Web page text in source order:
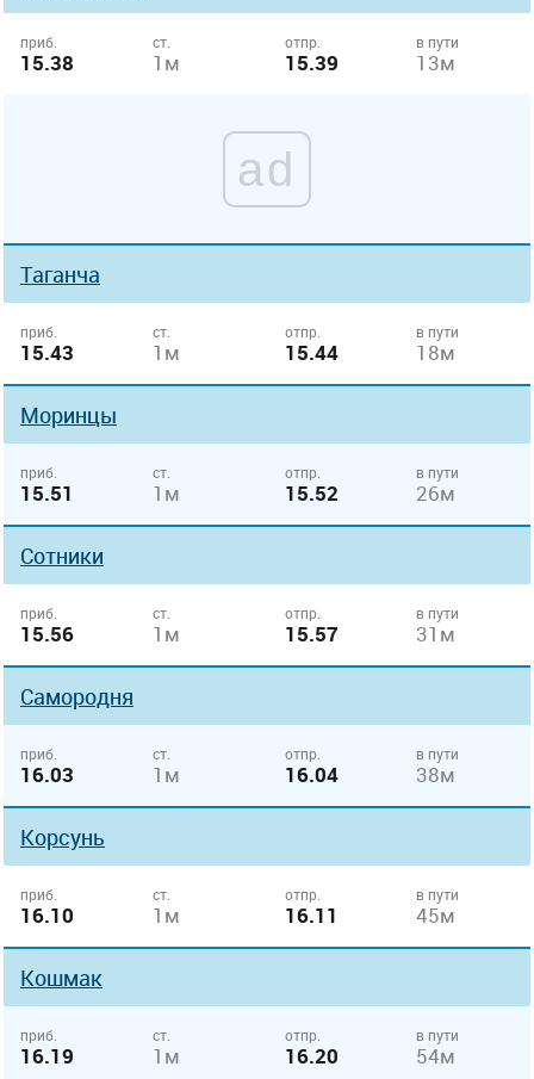
приб.
15.38
ст.
1м
отпр.
15.39
в пути
13м
ad
Таганча
приб.
15.43
ст.
1м
отпр.
15.44
в пути
18м
Моринцы
приб.
15.51
ст.
1м
отпр.
15.52
в пути
26м
Сотники
приб.
15.56
ст.
1м
отпр.
15.57
в пути
31м
Самородня
приб.
16.03
ст.
1м
отпр.
16.04
в пути
38м
Корсунь
приб.
16.10
ст.
1м
отпр.
16.11
в пути
45м
Кошмак
приб.
16.19
ст.
1м
отпр.
16.20
в пути
54м